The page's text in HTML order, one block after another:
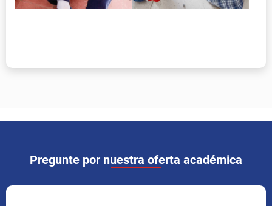
Pregunte por nuestra oferta académica